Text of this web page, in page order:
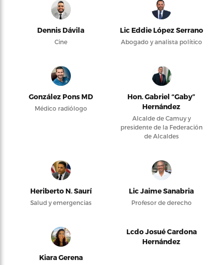
Dennis Dávila
Cine
Lic Eddie López Serrano
Abogado y analista político
González Pons MD
Médico radiólogo
Hon. Gabriel “Gaby”
Hernández
Alcalde de Camuy y
presidente de la Federación
de Alcaldes
Heriberto N. Saurí
Salud y emergencias
Lic Jaime Sanabria
Profesor de derecho
Kiara Gerena
Lcdo Josué Cardona
Hernández